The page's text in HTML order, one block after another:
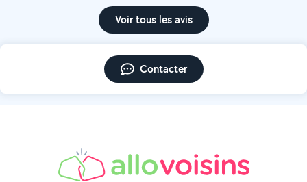
Voir tous les avis
Contacter